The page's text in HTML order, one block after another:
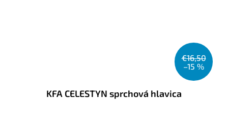
€16,50
–15 %
KFA CELESTYN sprchová hlavica